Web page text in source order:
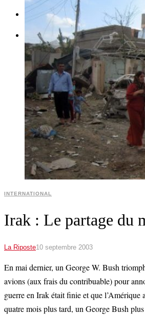
CULTURE
MULTIMÉDIAS
INTERNATIONAL
Irak : Le partage du
La Riposte10 septembre 2003
En mai dernier, un George W. Bush
avions (aux frais du contribuable) pour
guerre en Irak était finie et que
quatre mois plus tard, un George Bush